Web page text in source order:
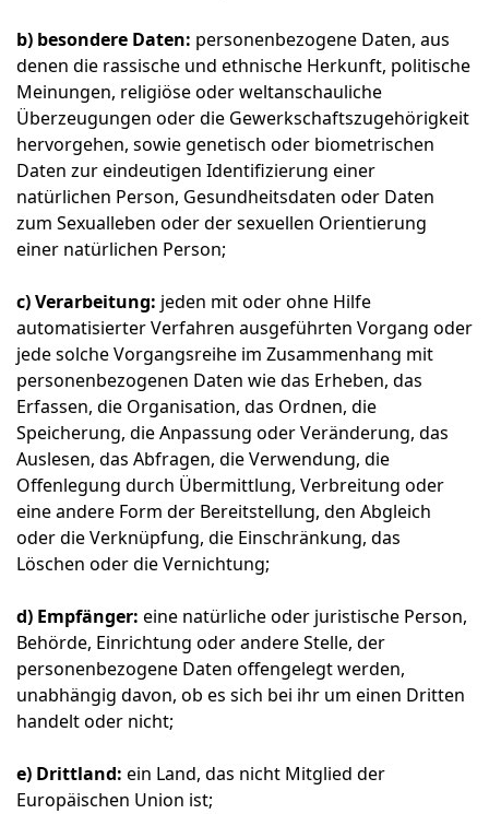
b) besondere Daten: personenbezogene Daten, aus
denen die rassische und ethnische Herkunft, politische
Meinungen, religiöse oder weltanschauliche
Überzeugungen oder die Gewerkschaftszugehörigkeit
hervorgehen, sowie genetisch oder biometrischen
Daten zur eindeutigen Identifizierung einer
natürlichen Person, Gesundheitsdaten oder Daten
zum Sexualleben oder der sexuellen Orientierung
einer natürlichen Person;
c) Verarbeitung: jeden mit oder ohne Hilfe
automatisierter Verfahren ausgeführten Vorgang oder
jede solche Vorgangsreihe im Zusammenhang mit
personenbezogenen Daten wie das Erheben, das
Erfassen, die Organisation, das Ordnen, die
Speicherung, die Anpassung oder Veränderung, das
Auslesen, das Abfragen, die Verwendung, die
Offenlegung durch Übermittlung, Verbreitung oder
eine andere Form der Bereitstellung, den Abgleich
oder die Verknüpfung, die Einschränkung, das
Löschen oder die Vernichtung;
d) Empfänger: eine natürliche oder juristische Person,
Behörde, Einrichtung oder andere Stelle, der
personenbezogene Daten offengelegt werden,
unabhängig davon, ob es sich bei ihr um einen Dritten
handelt oder nicht;
e) Drittland: ein Land, das nicht Mitglied der
Europäischen Union ist;